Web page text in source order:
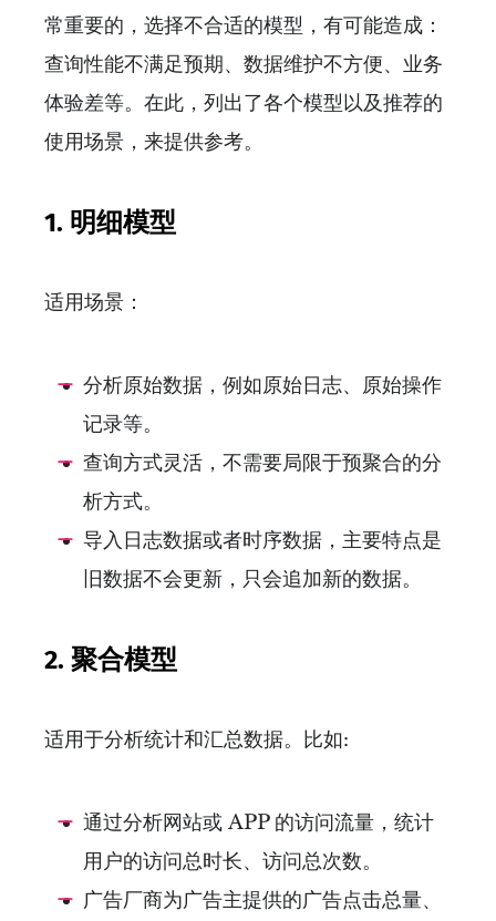
常重要的，选择不合适的模型，有可能造成：
查询性能不满足预期、数据维护不方便、业务
体验差等。在此，列出了各个模型以及推荐的
使用场景，来提供参考。
1. 明细模型
适用场景：
分析原始数据，例如原始日志、原始操作
记录等。
查询方式灵活，不需要局限于预聚合的分
析方式。
导入日志数据或者时序数据，主要特点是
旧数据不会更新，只会追加新的数据。
2. 聚合模型
适用于分析统计和汇总数据。比如:
通过分析网站或 APP 的访问流量，统计
用户的访问总时长、访问总次数。
广告厂商为广告主提供的广告点击总量、